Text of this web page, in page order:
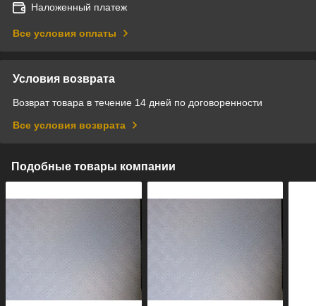
Наложенный платеж
Все условия оплаты
Условия возврата
Возврат товара в течение 14 дней по договоренности
Все условия возврата
Подобные товары компании